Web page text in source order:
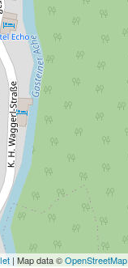
| Map data ©OpenStreetMap